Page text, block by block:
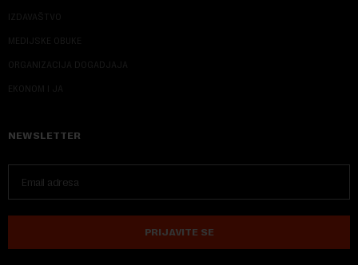
IZDAVAŠTVO
MEDIJSKE OBUKE
ORGANIZACIJA DOGADJAJA
EKONOM I JA
NEWSLETTER
PRIJAVITE SE